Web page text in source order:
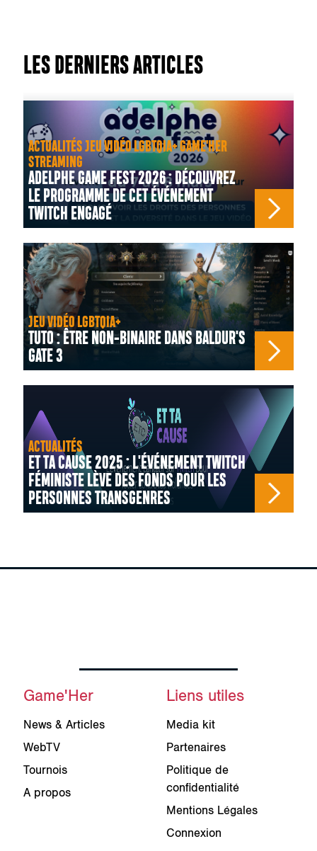
LES DERNIERS ARTICLES
ACTUALITÉS JEU VIDÉO LGBTQIA+ GAME'HER
STREAMING
ADELPHE GAME FEST 2026 : DÉCOUVREZ
LE PROGRAMME DE CET ÉVÉNEMENT
TWITCH ENGAGÉ
JEU VIDÉO LGBTQIA+
TUTO : ÊTRE NON-BINAIRE DANS BALDUR'S
GATE 3
ACTUALITÉS
ET TA CAUSE 2025 : L'ÉVÉNEMENT TWITCH
FÉMINISTE LÈVE DES FONDS POUR LES
PERSONNES TRANSGENRES
Game'Her
News & Articles
WebTV
Tournois
A propos
Liens utiles
Media kit
Partenaires
Politique de
confidentialité
Mentions Légales
Connexion